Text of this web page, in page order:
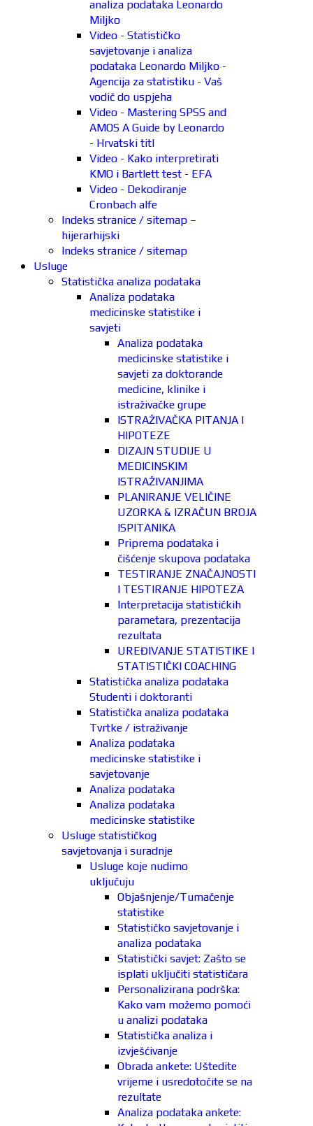
analiza podataka Leonardo
Miljko
Video - Statističko
savjetovanje i analiza
podataka Leonardo Miljko -
Agencija za statistiku - Vaš
vodič do uspjeha
Video - Mastering SPSS and
AMOS A Guide by Leonardo
- Hrvatski titl
Video - Kako interpretirati
KMO i Bartlett test - EFA
Video - Dekodiranje
Cronbach alfe
Indeks stranice / sitemap –
hijerarhijski
Indeks stranice / sitemap
Usluge
Statistička analiza podataka
Analiza podataka
medicinske statistike i
savjeti
Analiza podataka
medicinske statistike i
savjeti za doktorande
medicine, klinike i
istraživačke grupe
ISTRAŽIVAČKA PITANJA I
HIPOTEZE
DIZAJN STUDIJE U
MEDICINSKIM
ISTRAŽIVANJIMA
PLANIRANJE VELIČINE
UZORKA & IZRAČUN BROJA
ISPITANIKA
Priprema podataka i
čišćenje skupova podataka
TESTIRANJE ZNAČAJNOSTI
I TESTIRANJE HIPOTEZA
Interpretacija statističkih
parametara, prezentacija
rezultata
UREĐIVANJE STATISTIKE I
STATISTIČKI COACHING
Statistička analiza podataka
Studenti i doktoranti
Statistička analiza podataka
Tvrtke / istraživanje
Analiza podataka
medicinske statistike i
savjetovanje
Analiza podataka
Analiza podataka
medicinske statistike
Usluge statističkog
savjetovanja i suradnje
Usluge koje nudimo
uključuju
Objašnjenje/Tumačenje
statistike
Statističko savjetovanje i
analiza podataka
Statistički savjet: Zašto se
isplati uključiti statističara
Personalizirana podrška:
Kako vam možemo pomoći
u analizi podataka
Statistička analiza i
izvješćivanje
Obrada ankete: Uštedite
vrijeme i usredotočite se na
rezultate
Analiza podataka ankete: